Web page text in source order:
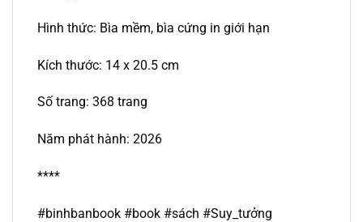
Hình thức: Bìa mềm, bìa cứng in giới hạn
Kích thước: 14 x 20.5 cm
Số trang: 368 trang
Năm phát hành: 2026
****
#binhbanbook #book #sách #Suy_tưởng